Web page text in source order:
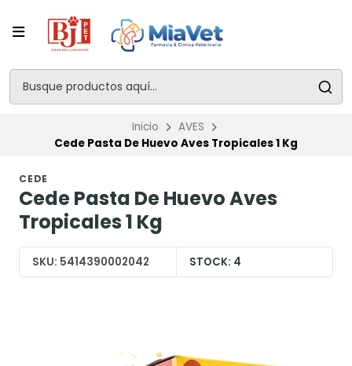
Inicio
AVES
Cede Pasta De Huevo Aves Tropicales 1 Kg
CEDE
Cede Pasta De Huevo Aves
Tropicales 1 Kg
SKU: 5414390002042 STOCK: 4